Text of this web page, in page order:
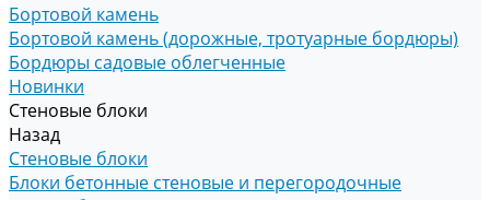
Бортовой камень
Бортовой камень (дорожные, тротуарные бордюры)
Бордюры садовые облегченные
Новинки
Стеновые блоки
Назад
Стеновые блоки
Блоки бетонные стеновые и перегородочные